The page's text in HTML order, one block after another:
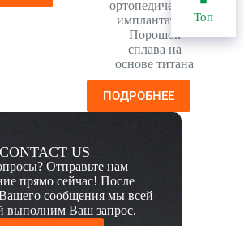
Топ
ортопедических
имплантатов
Порошок
сплава на
основе титана
ПОДРОБНЕЕ
CONTACT US
Отправьте нам
прямо сейчас! После
сообщения мы всей
выполним Ваш запрос.